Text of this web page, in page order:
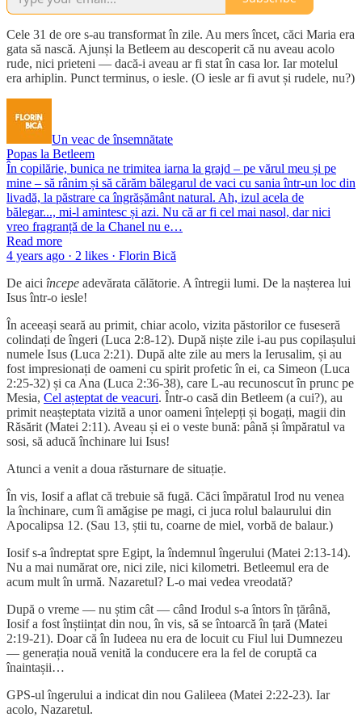
Cele 31 de ore s-au transformat în zile. Au mers încet, căci Maria era
gata să nască. Ajunși la Betleem au descoperit că nu aveau acolo
rude, nici prieteni — dacă-i aveau ar fi stat în casa lor. Iar motelul
era arhiplin. Punct terminus, o iesle. (O iesle ar fi avut și rudele, nu?)
Un veac de însemnătate
Popas la Betleem
În copilărie, bunica ne trimitea iarna la grajd – pe vărul meu și pe
mine – să rânim și să cărăm bălegarul de vaci cu sania într-un loc din
livadă, la păstrare ca îngrășământ natural. Ah, izul acela de
bălegar..., mi-l amintesc și azi. Nu că ar fi cel mai nasol, dar nici
vreo fragranță de la Chanel nu e…
Read more
4 years ago · 2 likes · Florin Bică
De aici începe adevărata călătorie. A întregii lumi. De la nașterea lui
Isus într-o iesle!
În aceeași seară au primit, chiar acolo, vizita păstorilor ce fuseseră
colindați de îngeri (Luca 2:8-12). După niște zile i-au pus copilașului
numele Isus (Luca 2:21). După alte zile au mers la Ierusalim, și au
fost impresionați de oameni cu spirit profetic în ei, ca Simeon (Luca
2:25-32) și ca Ana (Luca 2:36-38), care L-au recunoscut în prunc pe
Mesia, Cel așteptat de veacuri. Într-o casă din Betleem (a cui?), au
primit neașteptata vizită a unor oameni înțelepți și bogați, magii din
Răsărit (Matei 2:11). Aveau și ei o veste bună: până și împăratul va
sosi, să aducă închinare lui Isus!
Atunci a venit a doua răsturnare de situație.
În vis, Iosif a aflat că trebuie să fugă. Căci împăratul Irod nu venea
la închinare, cum îi amăgise pe magi, ci juca rolul balaurului din
Apocalipsa 12. (Sau 13, știi tu, coarne de miel, vorbă de balaur.)
Iosif s-a îndreptat spre Egipt, la îndemnul îngerului (Matei 2:13-14).
Nu a mai numărat ore, nici zile, nici kilometri. Betleemul era de
acum mult în urmă. Nazaretul? L-o mai vedea vreodată?
După o vreme — nu știm cât — când Irodul s-a întors în țărână,
Iosif a fost înștiințat din nou, în vis, să se întoarcă în țară (Matei
2:19-21). Doar că în Iudeea nu era de locuit cu Fiul lui Dumnezeu
— generația nouă venită la conducere era la fel de coruptă ca
înaintașii…
GPS-ul îngerului a indicat din nou Galileea (Matei 2:22-23). Iar
acolo, Nazaretul.